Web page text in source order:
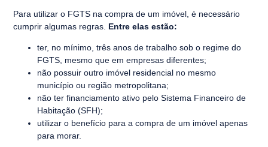
Para utilizar o FGTS na compra de um imóvel, é necessário
cumprir algumas regras. Entre elas estão:
ter, no mínimo, três anos de trabalho sob o regime do
FGTS, mesmo que em empresas diferentes;
não possuir outro imóvel residencial no mesmo
município ou região metropolitana;
não ter financiamento ativo pelo Sistema Financeiro de
Habitação (SFH);
utilizar o benefício para a compra de um imóvel apenas
para morar.